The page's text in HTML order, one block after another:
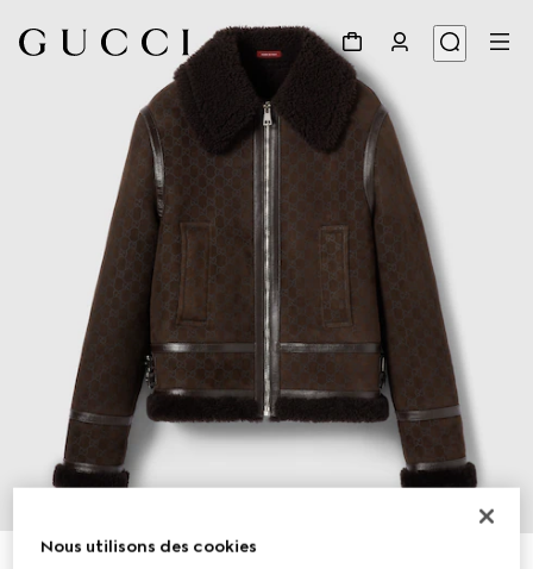
Nous utilisons des cookies